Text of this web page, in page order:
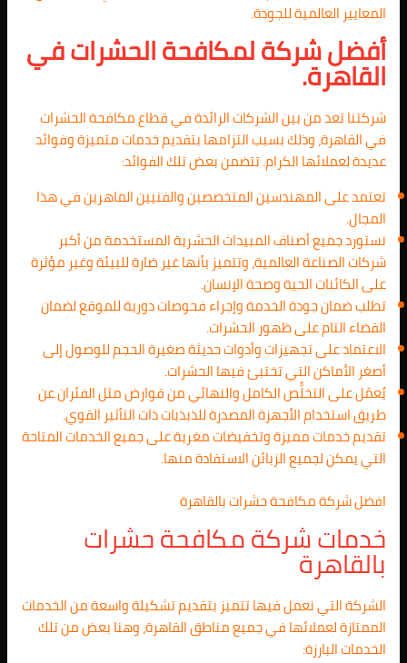
المعايير العالمية للجودة.
أفضل شركة لمكافحة الحشرات في
القاهرة.
شركتنا تعد من بين الشركات الرائدة في قطاع مكافحة الحشرات
في القاهرة، وذلك بسبب التزامها بتقديم خدمات متميزة وفوائد
عديدة لعملائها الكرام. تتضمن بعض تلك الفوائد:
تعتمد على المهندسين المتخصصين والفنيين الماهرين في هذا
المجال.
نستورد جميع أصناف المبيدات الحشرية المستخدمة من أكبر
شركات الصناعة العالمية، وتتميز بأنها غير ضارة للبيئة وغير مؤثرة
على الكائنات الحية وصحة الإنسان.
تطلب ضمان جودة الخدمة وإجراء فحوصات دورية للموقع لضمان
القضاء التام على ظهور الحشرات.
الاعتماد على تجهيزات وأدوات حديثة صغيرة الحجم للوصول إلى
أصغر الأماكن التي تختبئ فيها الحشرات.
يُعمَل على التخلُّص الكامل والنهائي من قوارض مثل الفئران عن
طريق استخدام الأجهزة المصدرة للذبذبات ذات التأثير القوي.
تقديم خدمات مميزة وتخفيضات مغرية على جميع الخدمات المتاحة
التي يمكن لجميع الزبائن الاستفادة منها.
افضل شركة مكافحة حشرات بالقاهرة
خدمات شركة مكافحة حشرات
بالقاهرة
الشركة التي نعمل فيها تتميز بتقديم تشكيلة واسعة من الخدمات
الممتازة لعملائها في جميع مناطق القاهرة، وهنا بعض من تلك
الخدمات البارزة: